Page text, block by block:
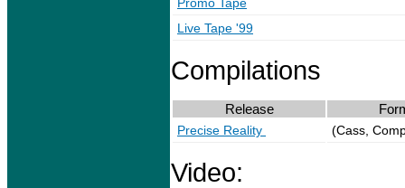
Live Tape '99
Compilations
Release
Precise Reality (Cass,
Video: